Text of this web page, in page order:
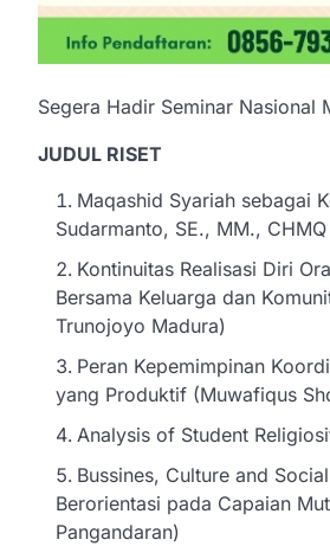
Segera Hadir Seminar Nasional
JUDUL RISET
Maqashid Syariah sebagai
Sudarmanto, SE., MM.,
Kontinuitas Realisasi Diri
Bersama Keluarga dan
Trunojoyo Madura)
Peran Kepemimpinan
yang Produktif (Muwafiqus
Analysis of Student
Bussines, Culture and
Berorientasi pada Capaian
Pangandaran)